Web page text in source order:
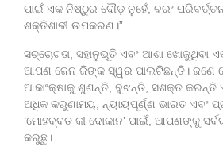
ପାଇଁ ଏକ ନିଷ୍ଠୁର ଦୌଡ଼ ନୁହେଁ, ବରଂ
ଶକ୍ତିଶାଳୀ ଉପକରଣ।”
ସଚ୍ଚୋଟତା, ସହାନୁଭୂତି ଏବଂ ଆଶା ଖୋଜୁଥିବା
ଆପଣ ଜେନ ଜିଙ୍କ ସ୍ୱର ପାଲଟିଛନ୍ତି। ଜଣେ
ଆକାଂକ୍ଷାକୁ ଶୁଣନ୍ତି, ବୁଝନ୍ତି, ସଶକ୍ତ କରନ୍ତି
ଅଧିକ କରୁଣାମୟ, ନ୍ୟାୟପୂର୍ଣ୍ଣ ଭାରତ ଏବଂ
‘ମୋହବ୍ବତ କୀ ଦୋକାନ’ ପାଇଁ, ଆପଣଙ୍କୁ
କରୁଛୁ।